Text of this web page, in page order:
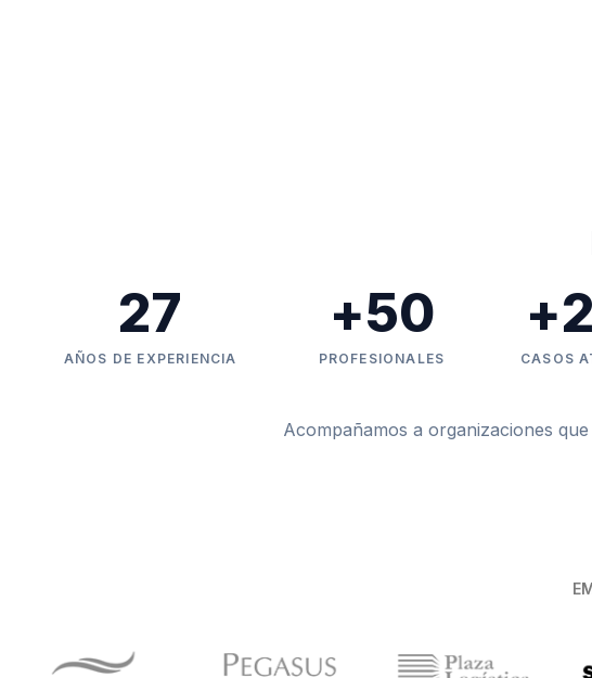
AÑOS DE EXPERIENCIA
27
PROFESIONALES
+50
CASOS
+
Acompañamos a organizaciones